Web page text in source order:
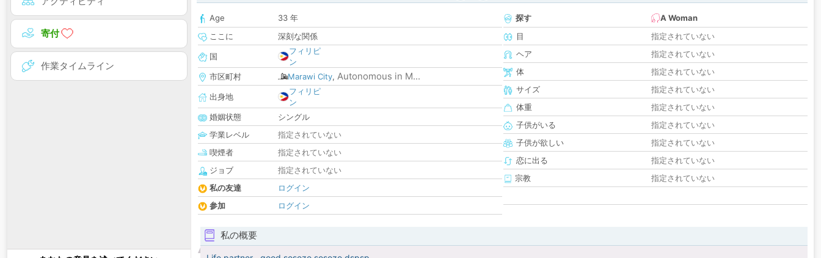
寄付
作業タイムライン
Age
33 年
ここに
深刻な関係
国
フィリピ
ン
市区町村
Marawi City, Autonomous in M...
出身地
フィリピ
ン
婚姻状態
シングル
学業レベル
指定されていない
喫煙者
指定されていない
ジョブ
指定されていない
私の友達
ログイン
参加
ログイン
探す
A Woman
目
指定されていない
ヘア
指定されていない
体
指定されていない
サイズ
指定されていない
体重
指定されていない
子供がいる
指定されていない
子供が欲しい
指定されていない
恋に出る
指定されていない
宗教
指定されていない
私の概要